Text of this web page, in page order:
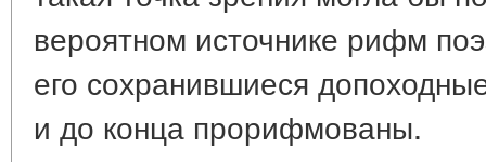
вероятном источнике рифм
его сохранившиеся
и до конца прорифмованы.